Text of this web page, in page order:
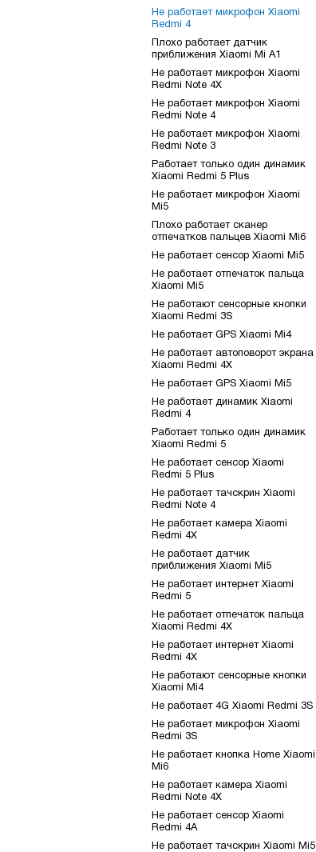
Не работает микрофон Xiaomi
Redmi 4
Плохо работает датчик
приближения Xiaomi Mi A1
Не работает микрофон Xiaomi
Redmi Note 4X
Не работает микрофон Xiaomi
Redmi Note 4
Не работает микрофон Xiaomi
Redmi Note 3
Работает только один динамик
Xiaomi Redmi 5 Plus
Не работает микрофон Xiaomi
Mi5
Плохо работает сканер
отпечатков пальцев Xiaomi Mi6
Не работает сенсор Xiaomi Mi5
Не работает отпечаток пальца
Xiaomi Mi5
Не работают сенсорные кнопки
Xiaomi Redmi 3S
Не работает GPS Xiaomi Mi4
Не работает автоповорот экрана
Xiaomi Redmi 4X
Не работает GPS Xiaomi Mi5
Не работает динамик Xiaomi
Redmi 4
Работает только один динамик
Xiaomi Redmi 5
Не работает сенсор Xiaomi
Redmi 5 Plus
Не работает тачскрин Xiaomi
Redmi Note 4
Не работает камера Xiaomi
Redmi 4X
Не работает датчик
приближения Xiaomi Mi5
Не работает интернет Xiaomi
Redmi 5
Не работает отпечаток пальца
Xiaomi Redmi 4X
Не работает интернет Xiaomi
Redmi 4X
Не работают сенсорные кнопки
Xiaomi Mi4
Не работает 4G Xiaomi Redmi 3S
Не работает микрофон Xiaomi
Redmi 3S
Не работает кнопка Home Xiaomi
Mi6
Не работает камера Xiaomi
Redmi Note 4X
Не работает сенсор Xiaomi
Redmi 4A
Не работает тачскрин Xiaomi Mi5